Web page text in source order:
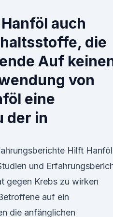
auch
die
Auf
von
eine
der in
Hilft Hanföl
und
gegen Krebs zu wirken
auf ein
die anfänglichen